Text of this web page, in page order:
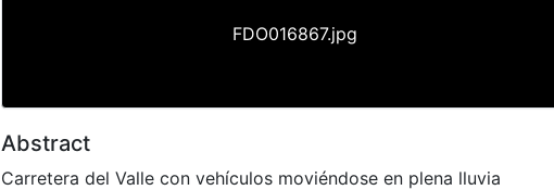
FDO016867.jpg
Abstract
Carretera del Valle con vehículos moviéndose en plena lluvia